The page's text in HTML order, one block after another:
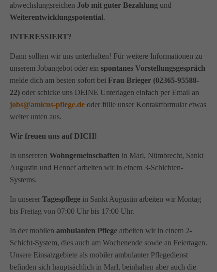
abwechslungsreichen Job mit guter Bezahlung und
Weiterentwicklungspotential.
INTERESSIERT?
Dann sollten wir uns unterhalten! Für weitere Informationen zu
unserem Jobangebot oder ein spontanes Vorstellungsgespräch
melde dich am besten sofort bei Frau Brieger (02365-95588-
22) oder schicke uns DEINE Unterlagen einfach per Email an
jobs@amicus-pflege.de oder fülle unser Kontaktformular etwas
weiter unten aus.
Wir freuen uns auf DICH!
In unsereren Wohngemeinschaften in Marl, Nümbrecht, Sankt
Augustin und Hennef arbeiten wir in einem 3-Schichten-
Systems.
In unserer Tagespflege in Sankt Augustin arbeiten wir Montag
bis Freitag von 07:00 Uhr bis 17:00 Uhr.
In der mobilen ambulanten Pflege arbeiten wir in einem 2-
Schicht-System, dies auch am Wochenende sowie an Feiertagen.
Unsere Einsatzgebiete als mobiler ambulanter Pflegedienst
befinden sich hauptsächlich in Marl, beinhalten aber auch die